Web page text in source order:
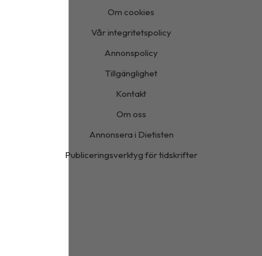
Om cookies
Vår integritetspolicy
Annonspolicy
Tillgänglighet
Kontakt
Om oss
Annonsera i Dietisten
Publiceringsverktyg för tidskrifter